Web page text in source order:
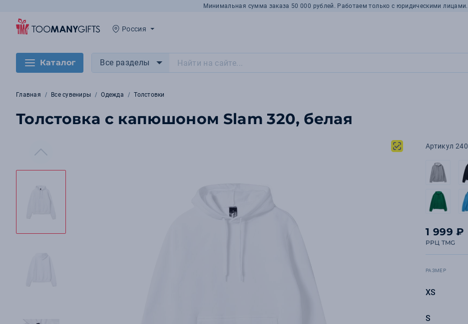
Минимальная сумма заказа 50 000 рублей. Работаем только с юридическими лицами.
Россия
Каталог Все разделы
Главная Все сувениры Одежда Толстовки
Толстовка с капюшоном Slam 320, белая
Артикул
1 999 ₽
РРЦ TMG
РАЗМЕР
XS
S